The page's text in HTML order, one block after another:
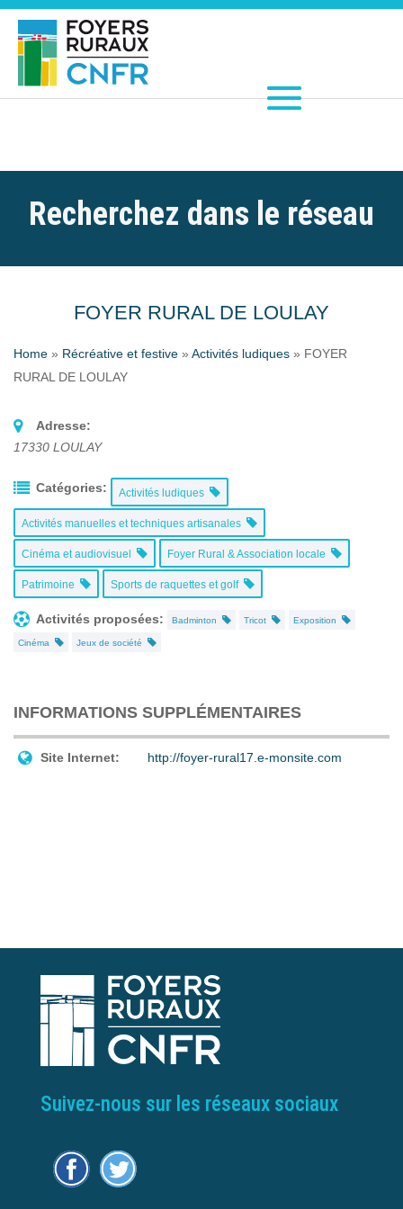
Recherchez dans le réseau
FOYER RURAL DE LOULAY
Home » Récréative et festive » Activités ludiques » FOYER
RURAL DE LOULAY
Adresse:
17330 LOULAY
Catégories: Activités ludiques
Activités manuelles et techniques artisanales
Cinéma et audiovisuel Foyer Rural & Association locale
Patrimoine Sports de raquettes et golf
Activités proposées: Badminton Tricot Exposition
Cinéma Jeux de société
INFORMATIONS SUPPLÉMENTAIRES
Site Internet: http://foyer-rural17.e-monsite.com
Suivez-nous sur les réseaux sociaux